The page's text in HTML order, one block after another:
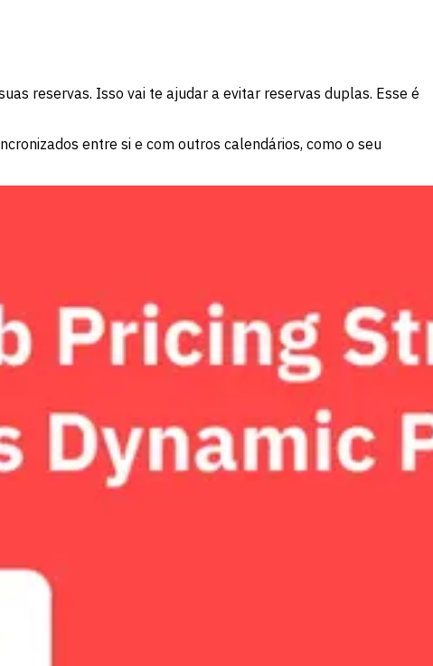
reservas. Isso vai te ajudar a evitar reservas duplas. Esse é
entre si e com outros calendários, como o seu